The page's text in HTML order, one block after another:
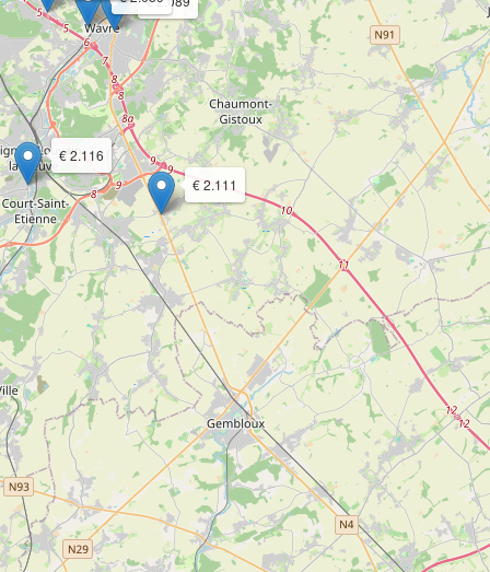
€ 2.111
€ 2.116